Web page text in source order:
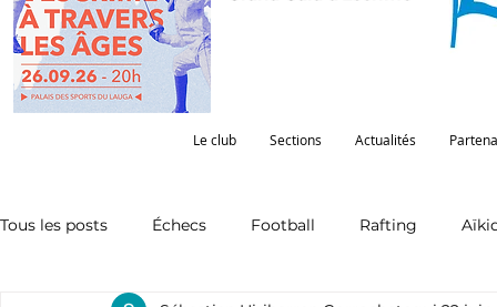
Le club Sections Actualités
Tous les posts Échecs Football Rafting